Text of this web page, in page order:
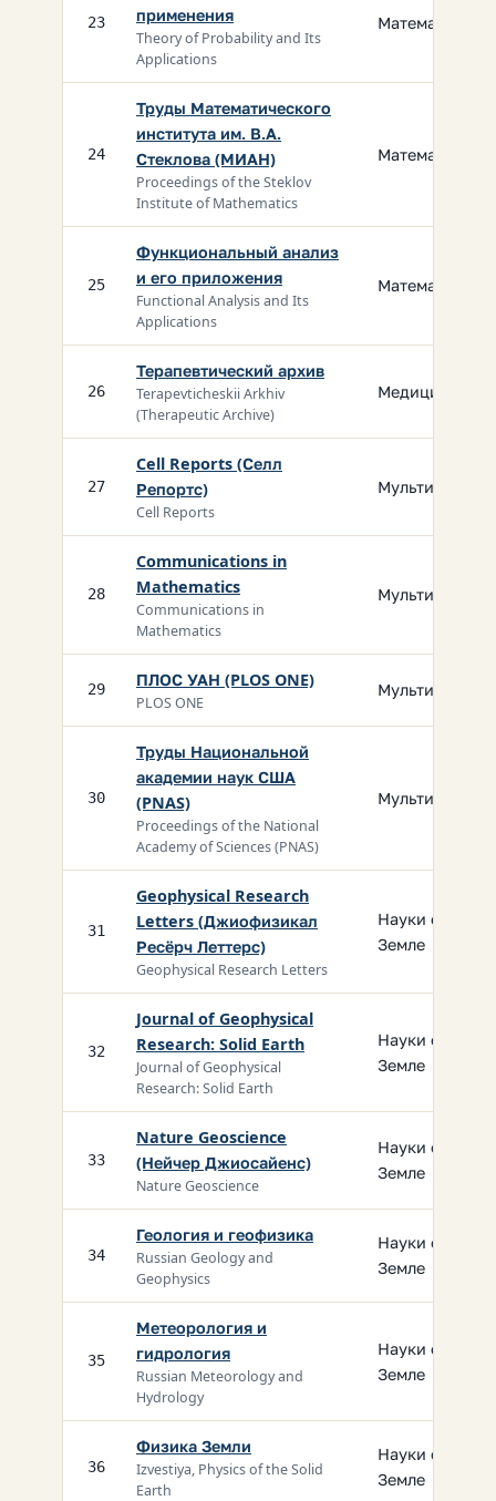
23 применения
Theory of Probability and Its
Applications
Математика
24
Труды Математического
института им. В.А.
Стеклова (МИАН)
Proceedings of the Steklov
Institute of Mathematics
Математика
25
Функциональный анализ
и его приложения
Functional Analysis and Its
Applications
Математика
26
Терапевтический архив
Terapevticheskii Arkhiv
(Therapeutic Archive)
Медицина
27
Cell Reports (Селл
Репортс)
Cell Reports
Мультидисц.
28
Communications in
Mathematics
Communications in
Mathematics
Мультидисц.
29 ПЛОС УАН (PLOS ONE)
PLOS ONE
Мультидисц.
30
Труды Национальной
академии наук США
(PNAS)
Proceedings of the National
Academy of Sciences (PNAS)
Мультидисц.
31
Geophysical Research
Letters (Джиофизикал
Ресёрч Леттерс)
Geophysical Research Letters
Науки о
Земле
32
Journal of Geophysical
Research: Solid Earth
Journal of Geophysical
Research: Solid Earth
Науки о
Земле
33
Nature Geoscience
(Нейчер Джиосайенс)
Nature Geoscience
Науки о
Земле
34
Геология и геофизика
Russian Geology and
Geophysics
Науки о
Земле
35
Метеорология и
гидрология
Russian Meteorology and
Hydrology
Науки о
Земле
36
Физика Земли
Izvestiya, Physics of the Solid
Earth
Науки о
Земле